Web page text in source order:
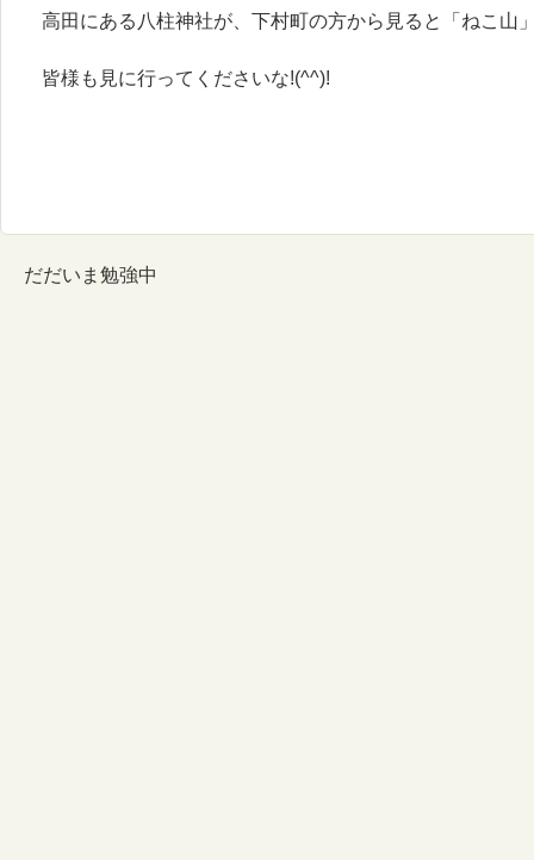
高田にある八柱神社が、下村町の方から見ると「ねこ山
皆様も見に行ってくださいな!(^^)!
だだいま勉強中